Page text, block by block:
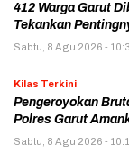
412 Warga Garut
Tekankan
Sabtu, 8 Agu 2026 -
Kilas Terkini
Pengeroyokan
Polres Garut
Sabtu, 8 Agu 2026 -